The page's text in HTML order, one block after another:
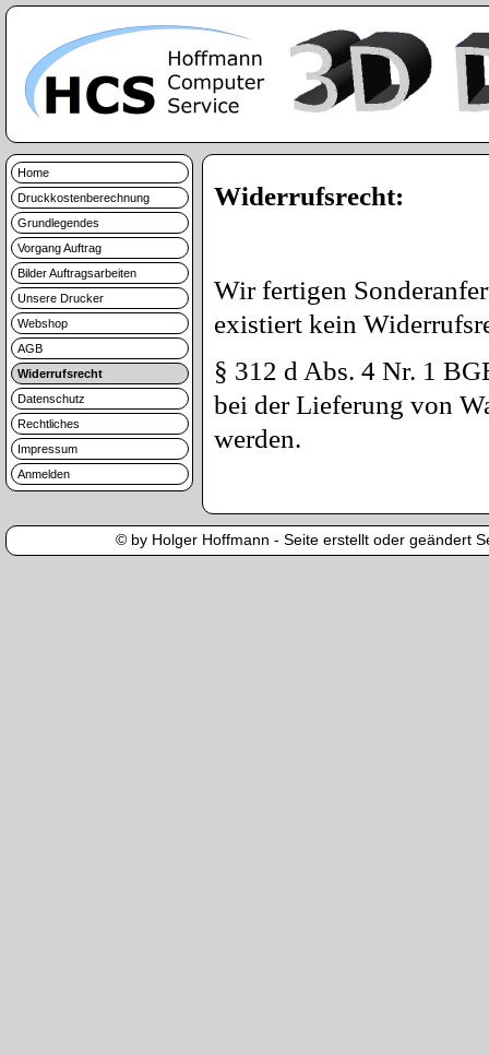
Home
Druckkostenberechnung
Grundlegendes
Vorgang Auftrag
Bilder Auftragsarbeiten
Unsere Drucker
Webshop
AGB
Widerrufsrecht
Datenschutz
Rechtliches
Impressum
Anmelden
Widerrufsrecht:
Wir fertigen
existiert kein
§ 312 d Abs. 4 Nr. 1
bei der Lieferung von
werden.
© by Holger Hoffmann - Seite erstellt oder geändert